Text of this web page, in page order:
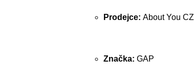
Prodejce: About You CZ
Značka: GAP